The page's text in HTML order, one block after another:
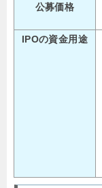
公募価格
IPOの資金用途